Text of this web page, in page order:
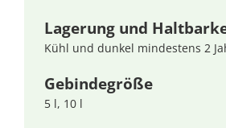
Lagerung und
Kühl und dunkel mindestens 2
Gebindegröße
5 l, 10 l